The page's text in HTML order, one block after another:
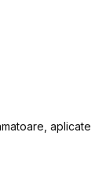
aplicate